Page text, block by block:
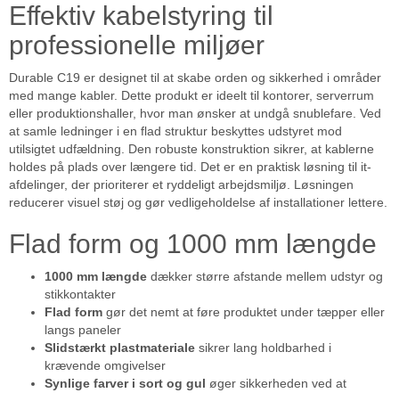
Effektiv kabelstyring til
professionelle miljøer
Durable C19 er designet til at skabe orden og sikkerhed i områder
med mange kabler. Dette produkt er ideelt til kontorer, serverrum
eller produktionshaller, hvor man ønsker at undgå snublefare. Ved
at samle ledninger i en flad struktur beskyttes udstyret mod
utilsigtet udfældning. Den robuste konstruktion sikrer, at kablerne
holdes på plads over længere tid. Det er en praktisk løsning til it-
afdelinger, der prioriterer et ryddeligt arbejdsmiljø. Løsningen
reducerer visuel støj og gør vedligeholdelse af installationer lettere.
Flad form og 1000 mm længde
1000 mm længde dækker større afstande mellem udstyr og
stikkontakter
Flad form gør det nemt at føre produktet under tæpper eller
langs paneler
Slidstærkt plastmateriale sikrer lang holdbarhed i
krævende omgivelser
Synlige farver i sort og gul øger sikkerheden ved at